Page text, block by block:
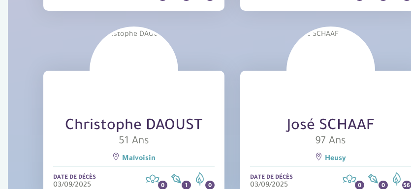
Christophe DAOUST
51 Ans
Malvoisin
DATE DE DÉCÈS
03/09/2025
José SCHAAF
97 Ans
Heusy
DATE DE DÉCÈS
03/09/2025